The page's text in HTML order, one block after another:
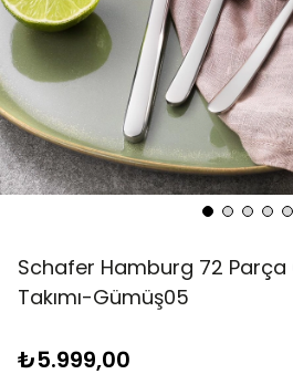
Schafer Hamburg 72 Parça
Takımı-Gümüş05
₺5.999,00